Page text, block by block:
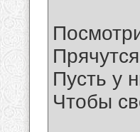
Пусть у
Чтобы